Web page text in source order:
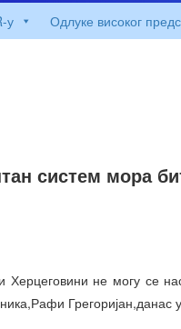
у Одлуке високог
систем мора
Херцеговини не могу се
Грегоријан,данас